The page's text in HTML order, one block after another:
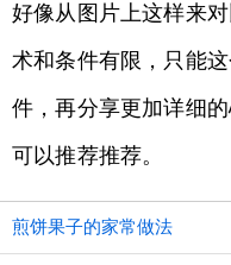
好像从图片上这样来
术和条件有限，只能
件，再分享更加详细
可以推荐推荐。
煎饼果子的家常做法